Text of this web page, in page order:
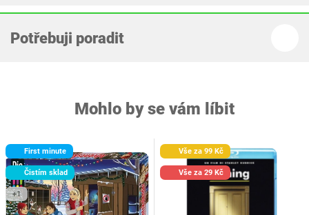
Potřebuji poradit
Mohlo by se vám líbit
First minute
Čistím sklad
+1
Vše za 99 Kč
Vše za 29 Kč